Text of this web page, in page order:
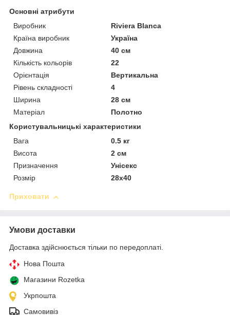
Основні атрибути
Виробник
Riviera Blanca
Країна виробник
Україна
Довжина
40 см
Кількість кольорів
22
Орієнтація
Вертикальна
Рівень складності
4
Ширина
28 см
Матеріал
Полотно
Користувальницькі характеристики
Вага
0.5 кг
Висота
2 см
Призначення
Унісекс
Розмір
28х40
Приховати
Умови доставки
Доставка здійснюється тільки по передоплаті.
Нова Пошта
Магазини Rozetka
Укрпошта
Самовивіз